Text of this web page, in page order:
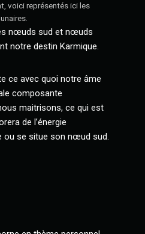
voici représentés ici les
nœuds sud et nœuds
notre destin Karmique.
ce avec quoi notre âme
composante
maitrisons, ce qui est
de l’énergie
ou se situe son nœud sud.